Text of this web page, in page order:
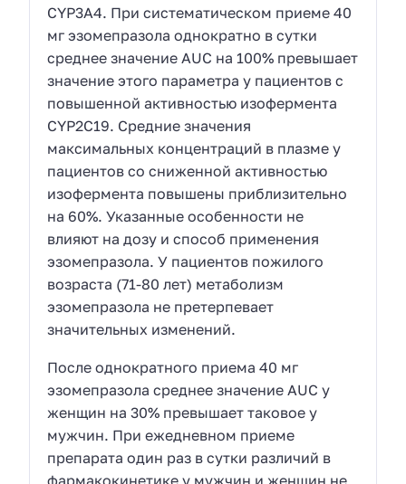
CYP3A4. При систематическом приеме 40
мг эзомепразола однократно в сутки
среднее значение AUC на 100% превышает
значение этого параметра у пациентов с
повышенной активностью изофермента
CYP2C19. Средние значения
максимальных концентраций в плазме у
пациентов со сниженной активностью
изофермента повышены приблизительно
на 60%. Указанные особенности не
влияют на дозу и способ применения
эзомепразола. У пациентов пожилого
возраста (71-80 лет) метаболизм
эзомепразола не претерпевает
значительных изменений.
После однократного приема 40 мг
эзомепразола среднее значение AUC у
женщин на 30% превышает таковое у
мужчин. При ежедневном приеме
препарата один раз в сутки различий в